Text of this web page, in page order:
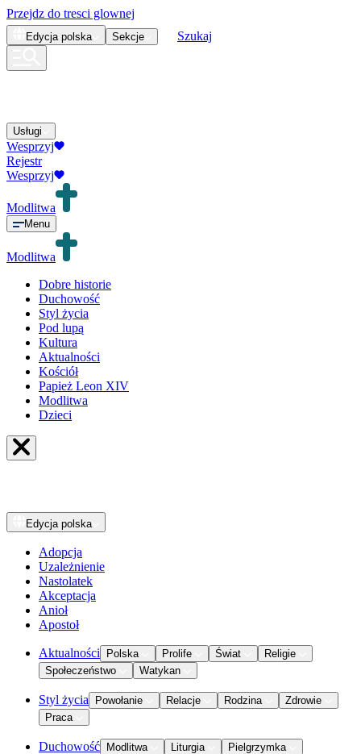
Przejdz do tresci glownej
Edycja polska Sekcje Szukaj
Usługi
Wesprzyj
Rejestr
Wesprzyj
Modlitwa
Menu
Modlitwa
Dobre historie
Duchowość
Styl życia
Pod lupą
Kultura
Aktualności
Kościół
Papież Leon XIV
Modlitwa
Dzieci
Edycja polska
Adopcja
Uzależnienie
Nastolatek
Akceptacja
Anioł
Apostoł
Aktualności Polska Prolife Świat
Religie
Społeczeństwo
Watykan
Styl życia Powołanie Relacje Rodzina
Zdrowie
Praca
Duchowość Modlitwa Liturgia
Pielgrzymka